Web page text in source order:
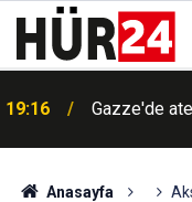
19:16 Gazze'de
Anasayfa